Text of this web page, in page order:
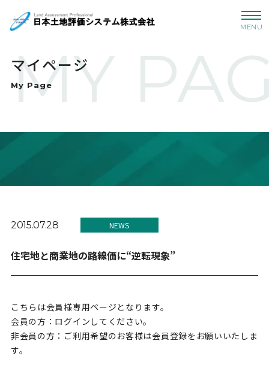
MENU
MY
マイページ
My Page
2015.07.28 NEWS
住宅地と商業地の路線価に“逆転現象”
こちらは会員様専用ページとなります。
会員の方：ログインしてください。
非会員の方：ご利用希望のお客様は会員登録をお願いいたしま
す。